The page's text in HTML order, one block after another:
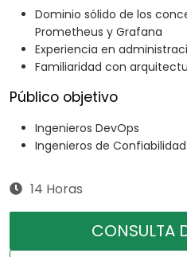
Dominio sólido de los
Prometheus y Grafana
Experiencia en
Familiaridad con
Público objetivo
Ingenieros DevOps
Ingenieros de Confiabilidad
14 Horas
CONSULTA